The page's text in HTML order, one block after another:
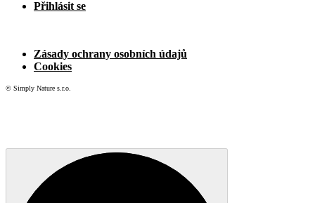
Přihlásit se
Zásady ochrany osobních údajů
Cookies
© Simply Nature s.r.o.